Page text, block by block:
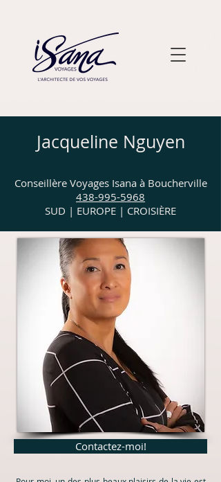
Jacqueline Nguyen
Conseillère Voyages Isana à Boucherville
438-995-5968
SUD | EUROPE | CROISIÈRE
Contactez-moi!